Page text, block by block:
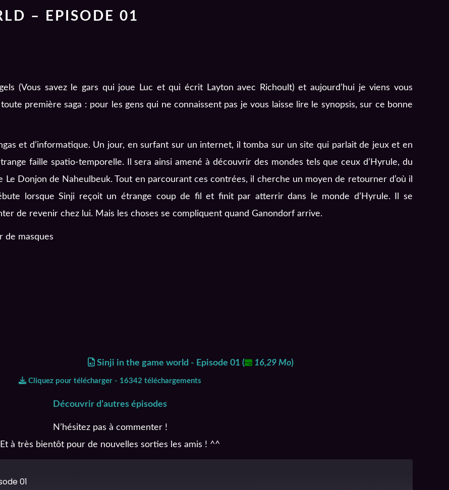
– EPISODE 01
(Vous savez le gars qui joue Luc et qui écrit Layton avec Richoult) et aujourd’hui je viens vous
première saga : pour les gens qui ne connaissent pas je vous laisse lire le synopsis, sur ce bonne
et d’informatique. Un jour, en surfant sur un internet, il tomba sur un site qui parlait de jeux et en
faille spatio-temporelle. Il sera ainsi amené à découvrir des mondes tels que ceux d’Hyrule, du
Le Donjon de Naheulbeuk. Tout en parcourant ces contrées, il cherche un moyen de retourner d’où il
lorsque Sinji reçoit un étrange coup de fil et finit par atterrir dans le monde d’Hyrule. Il se
de revenir chez lui. Mais les choses se compliquent quand Ganondorf arrive.
de masques
Sinji in the game world - Episode 01 ( 16,29 Mo)
Cliquez pour télécharger - 16342 téléchargements
Découvrir d’autres épisodes
N’hésitez pas à commenter !
Et à très bientôt pour de nouvelles sorties les amis ! ^^
01